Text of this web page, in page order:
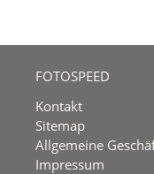
FOTOSPEED
Kontakt
Sitemap
Allgemeine
Impressum